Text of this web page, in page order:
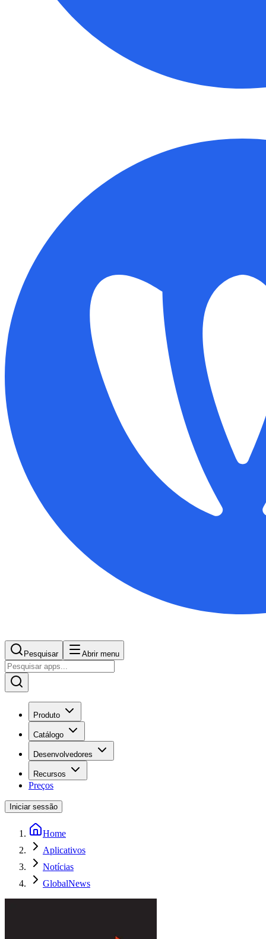
Pesquisar Abrir menu
Produto
Catálogo
Desenvolvedores
Recursos
Preços
Iniciar sessão
Home
Aplicativos
Notícias
GlobalNews